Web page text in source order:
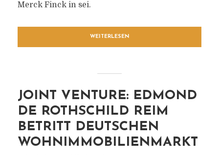
Merck Finck in sei.
WEITERLESEN
JOINT VENTURE: EDMOND
DE ROTHSCHILD REIM
BETRITT DEUTSCHEN
WOHNIMMOBILIENMARKT